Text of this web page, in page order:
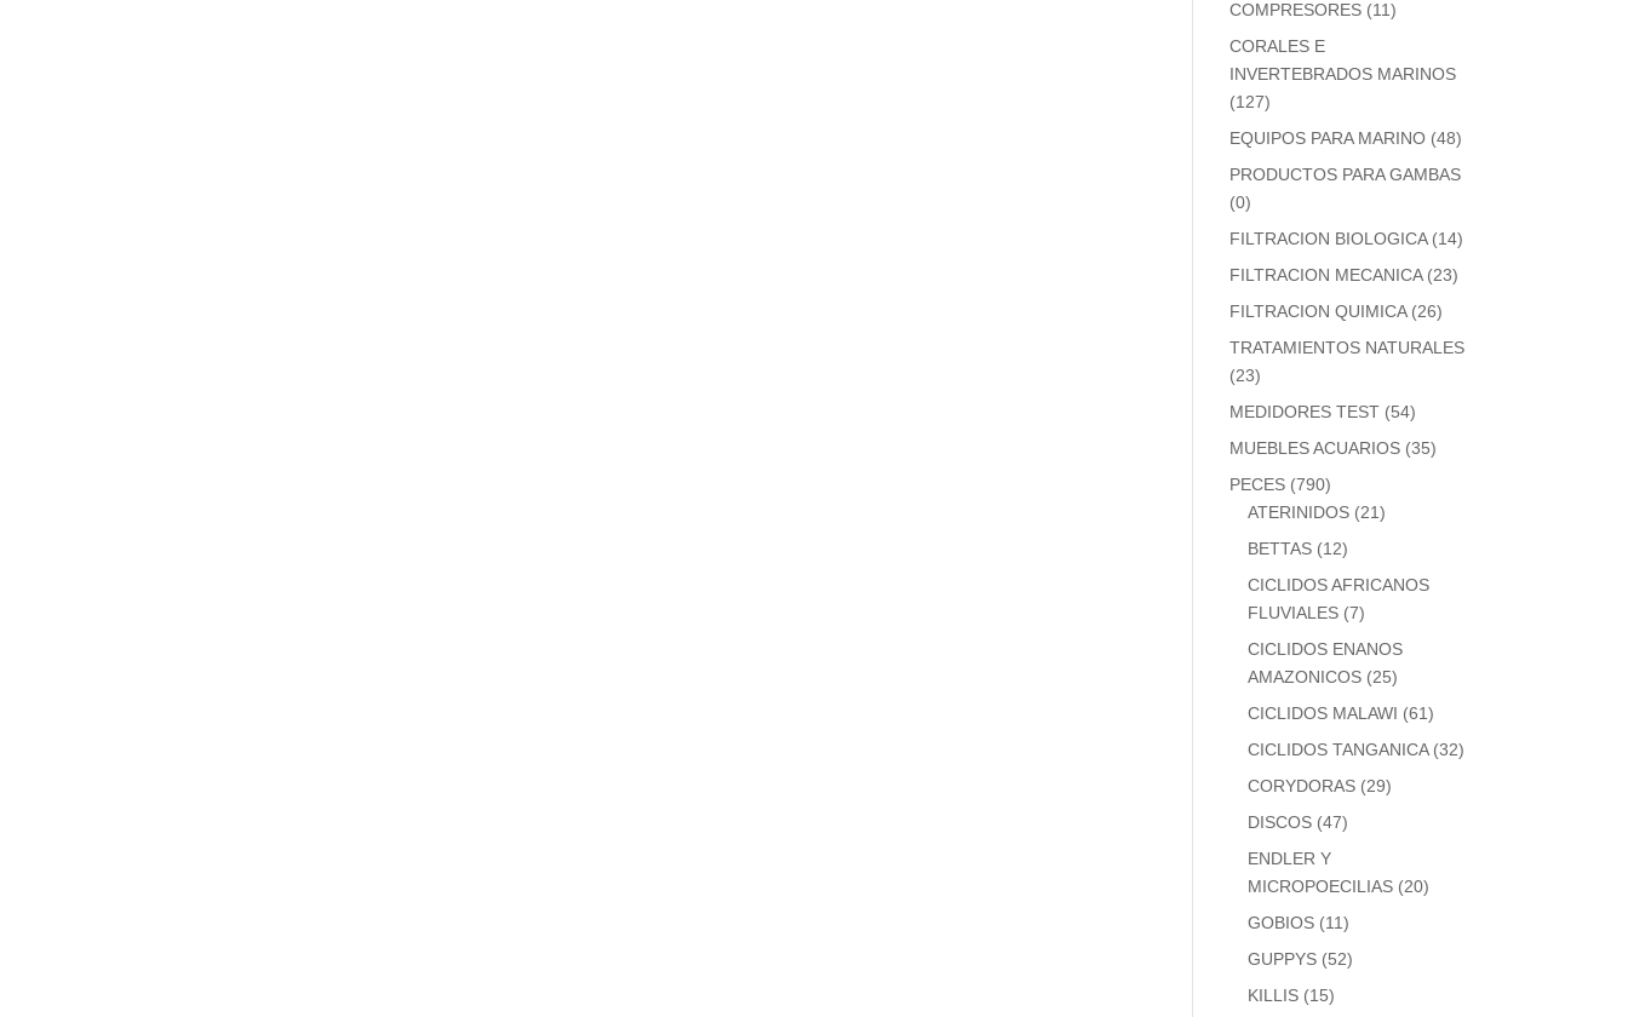
COMPRESORES (11)
CORALES E
INVERTEBRADOS MARINOS
(127)
EQUIPOS PARA MARINO (48)
PRODUCTOS PARA GAMBAS
(0)
FILTRACION BIOLOGICA (14)
FILTRACION MECANICA (23)
FILTRACION QUIMICA (26)
TRATAMIENTOS NATURALES
(23)
MEDIDORES TEST (54)
MUEBLES ACUARIOS (35)
PECES (790)
ATERINIDOS (21)
BETTAS (12)
CICLIDOS AFRICANOS
FLUVIALES (7)
CICLIDOS ENANOS
AMAZONICOS (25)
CICLIDOS MALAWI (61)
CICLIDOS TANGANICA (32)
CORYDORAS (29)
DISCOS (47)
ENDLER Y
MICROPOECILIAS (20)
GOBIOS (11)
GUPPYS (52)
KILLIS (15)